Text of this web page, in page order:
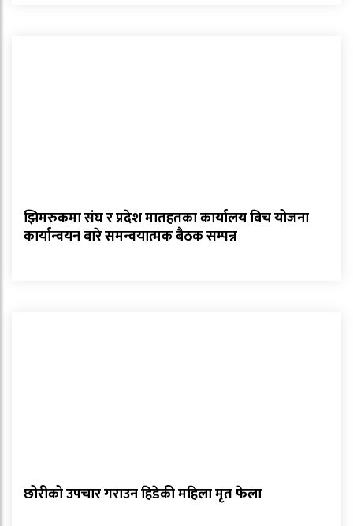
झिमरुकमा संघ र प्रदेश मातहतका कार्यालय बिच योजना
कार्यान्वयन बारे समन्वयात्मक बैठक सम्पन्न
छोरीको उपचार गराउन हिडेकी महिला मृत फेला